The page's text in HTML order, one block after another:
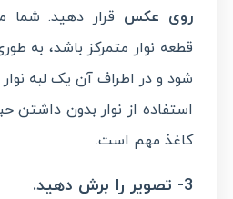
روی عکس قرار دهید. شما
قطعه نوار متمرکز باشد، به
شود و در اطراف آن یک لبه
استفاده از نوار بدون
کاغذ مهم است.
3- تصویر را برش دهید.